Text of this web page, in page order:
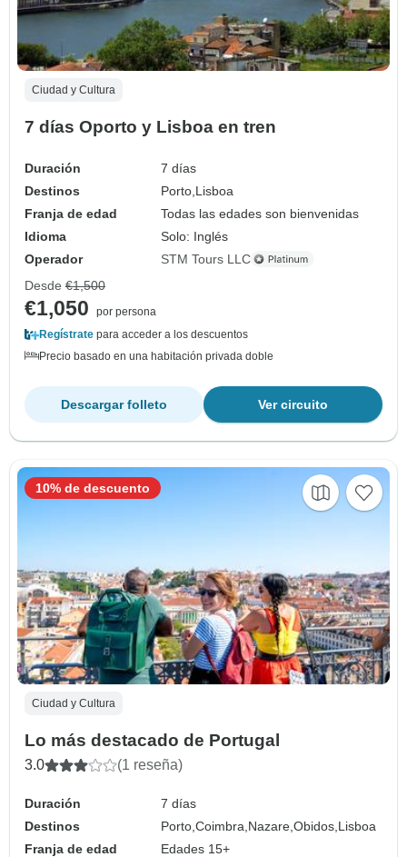
Ciudad y Cultura
7 días Oporto y Lisboa en tren
Duración
7 días
Destinos
Porto, Lisboa
Franja de edad
Todas las edades son bienvenidas
Idioma
Solo: Inglés
Operador
STM Tours LLC
Desde €1,500
€1,050
por persona
Regístrate para acceder a los descuentos
Precio basado en una habitación privada doble
Ver circuito
Descargar folleto
Ciudad y Cultura
Lo más destacado de Portugal
3.0 (1 reseña)
Duración
7 días
Destinos
Porto,Coimbra, Nazare,Obidos, Lisboa
Franja de edad
Edades 15+
10% de descuento